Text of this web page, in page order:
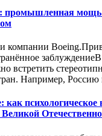
промышленная
компании
встретить
Например,
психологическое